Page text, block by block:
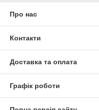
Про нас
Контакти
Доставка та оплата
Графік роботи